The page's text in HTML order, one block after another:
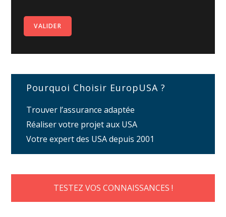
Pourquoi Choisir EuropUSA ?
Trouver l’assurance adaptée
Réaliser votre projet aux USA
Votre expert des USA depuis 2001
TESTEZ VOS CONNAISSANCES !